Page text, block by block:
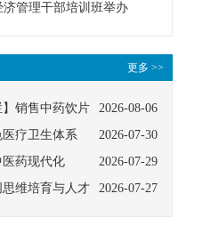
济管理干部培训班举办
更多 >>
2026-08-06
】销售中药饮片
意事项
2026-07-30
疗卫生体系
2026-07-29
医药现代化
2026-07-27
维培育与人才